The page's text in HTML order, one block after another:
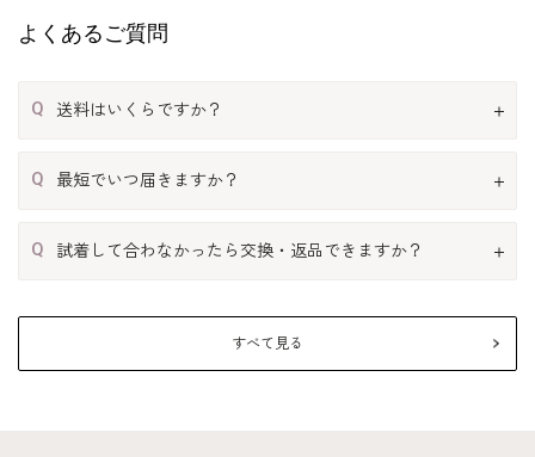
よくあるご質問
Q 送料はいくらですか？
Q 最短でいつ届きますか？
Q 試着して合わなかったら交換・返品できますか？
すべて見る